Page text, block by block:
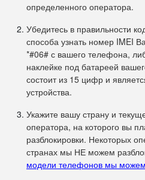
определенного оператора.
Убедитесь в правильности
способа узнать номер IMEI
*#06# с вашего телефона,
наклейке под батареей
состоит из 15 цифр и
устройства.
Укажите вашу страну и
оператора, на которого вы
разблокировки. Некоторых
странах мы НЕ можем
модели телефонов мы можем